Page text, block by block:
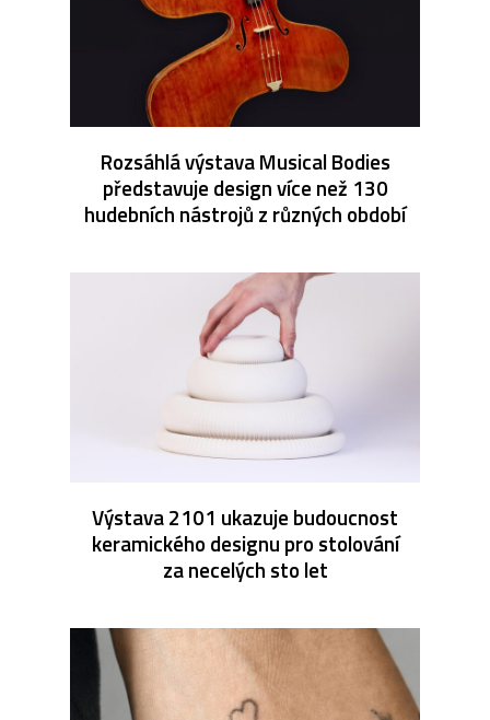
Rozsáhlá výstava Musical Bodies
představuje design více než 130
hudebních nástrojů z různých období
Výstava 2101 ukazuje budoucnost
keramického designu pro stolování
za necelých sto let